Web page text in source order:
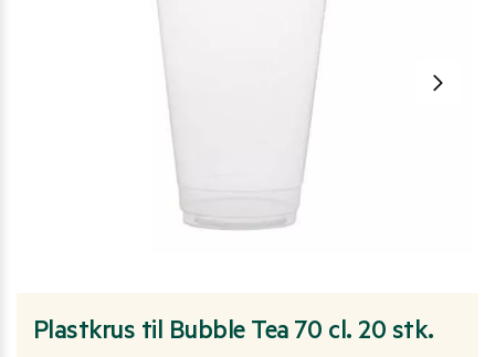
Plastkrus til Bubble Tea 70 cl. 20 stk.